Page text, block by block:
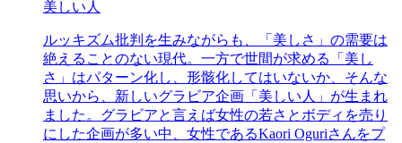
美しい人
ルッキズム批判を生みながらも、「美しさ」の需要は
絶えることのない現代。一方で世間が求める「美し
さ」はパターン化し、形骸化してはいないか、そんな
思いから、新しいグラビア企画「美しい人」が生まれ
ました。グラビアと言えば女性の若さとボディを売り
にした企画が多い中、女性であるKaori Oguriさんをプ